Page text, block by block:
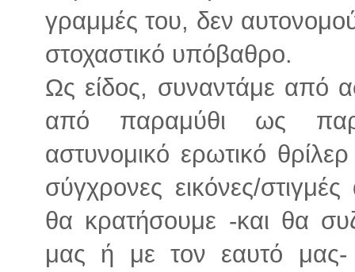
γραμμές του, δεν
στοχαστικό υπόβαθρο.
Ως είδος, συναντάμε από
από παραμύθι ως
αστυνομικό ερωτικό
σύγχρονες εικόνες/
θα κρατήσουμε -και θα
μας ή με τον εαυτό